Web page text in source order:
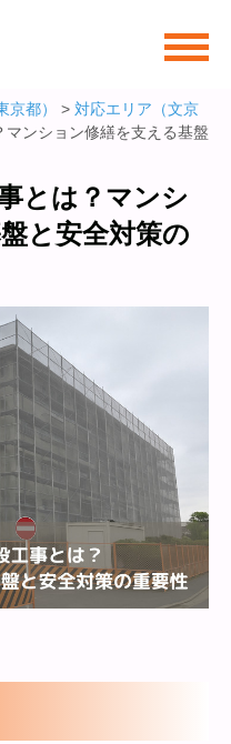
京都） > 対応エリア（文京
ンション修繕を支える基盤
とは？マンシ
と安全対策の